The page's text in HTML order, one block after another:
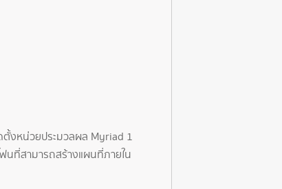
งหน่วยประมวลผล Myriad 1
ที่สามารถสร้างแผนที่ภายใน